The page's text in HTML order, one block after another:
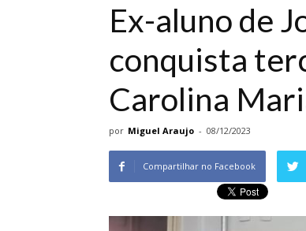
Ex-aluno de
conquista
Carolina
por Miguel Araujo - 08/12/2023
Compartilhar no Facebook